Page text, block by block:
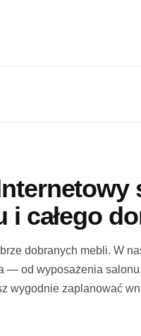
całego
dobranych mebli. W
— od wyposażenia
wygodnie zaplanować